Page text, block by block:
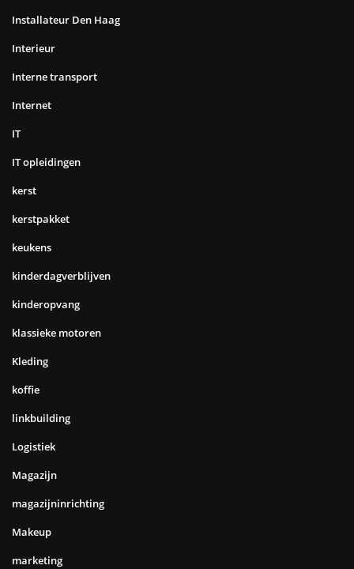
Installateur Den Haag
Interieur
Interne transport
Internet
IT
IT opleidingen
kerst
kerstpakket
keukens
kinderdagverblijven
kinderopvang
klassieke motoren
Kleding
koffie
linkbuilding
Logistiek
Magazijn
magazijninrichting
Makeup
marketing